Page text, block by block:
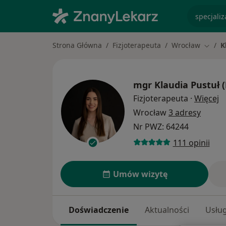
Strona Główna Fizjoterapeuta Wrocław
mgr Klaudia Pustuł
Fizjoterapeuta · Więcej
Wrocław3 adresy
Nr PWZ: 64244
111 opinii
Umów wizytę
Doświadczenie Aktualności